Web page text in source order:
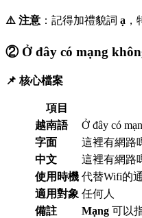
⚠️ 注意 ：記得加禮貌詞 ạ
② Ở đây có mạng
📌 核心檔案
項目
越南語
Ở đây có
字面
這裡有網路
中文
這裡有網路
使用時機 代替Wifi的
適用對象 任何人
備註
Mạng 可以